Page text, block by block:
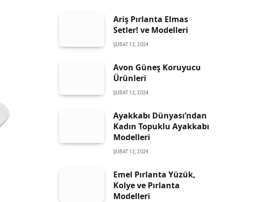
Ariş Pırlanta Elmas
Setler! ve Modelleri
ŞUBAT 12, 2024
Avon Güneş Koruyucu
Ürünleri
ŞUBAT 12, 2024
Ayakkabı Dünyası’ndan
Kadın Topuklu Ayakkabı
Modelleri
ŞUBAT 12, 2024
Emel Pırlanta Yüzük,
Kolye ve Pırlanta
Modelleri